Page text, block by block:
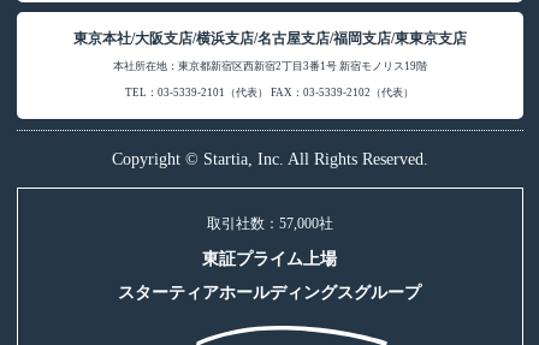
東京本社/大阪支店/横浜支店/名古屋支店/福岡支店/東東京支店
本社所在地：東京都新宿区西新宿2丁目3番1号 新宿モノリス19階
TEL：03-5339-2101（代表） FAX：03-5339-2102（代表）
Copyright © Startia, Inc. All Rights Reserved.
取引社数：57,000社
東証プライム上場
スターティアホールディングスグループ